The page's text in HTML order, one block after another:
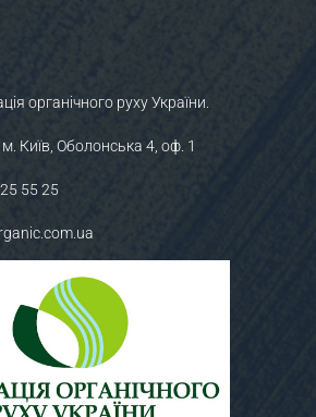
органічного руху України.
Київ, Оболонська 4, оф. 1
55 25